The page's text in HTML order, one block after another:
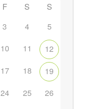
Outlook Live
F S
S
3 4
5
10 11
12
17 18
19
24 25
26